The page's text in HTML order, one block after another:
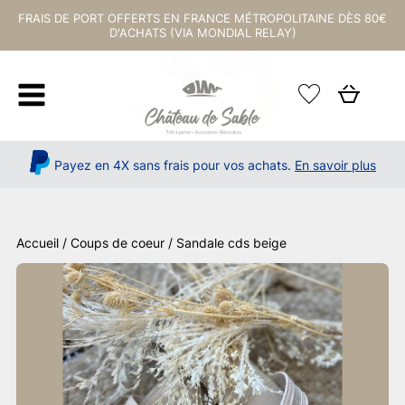
FRAIS DE PORT OFFERTS EN FRANCE MÉTROPOLITAINE DÈS 80€
D'ACHATS (VIA MONDIAL RELAY)
Payez en 4X sans frais pour vos achats. En savoir plus
Accueil / Coups de coeur / Sandale cds beige